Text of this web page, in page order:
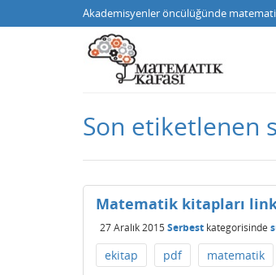
Akademisyenler öncülüğünde
Son etiketlenen
Matematik kitapları
27 Aralık 2015 Serbest kategorisinde
ekitap pdf matematik